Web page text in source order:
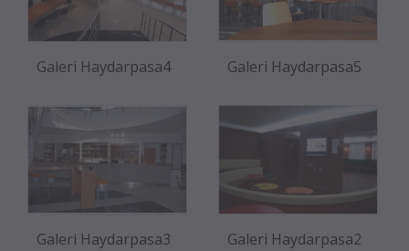
Galeri Haydarpasa4 Galeri Haydarpasa5
Galeri Haydarpasa3 Galeri Haydarpasa2